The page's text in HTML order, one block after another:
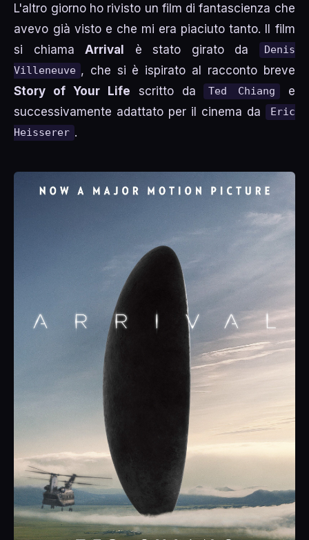
L'altro giorno ho rivisto un film di fantascienza che
avevo già visto e che mi era piaciuto tanto. Il film
si chiamaArrival è stato girato da
Denis
Villeneuve , che si è ispirato al racconto breve
Story of Your Life scritto da Ted Chiang
e
successivamente adattato per il cinema da
Eric
Heisserer .